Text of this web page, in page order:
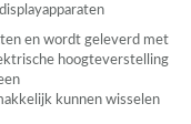
en wordt geleverd met
hoogteverstelling
kunnen wisselen